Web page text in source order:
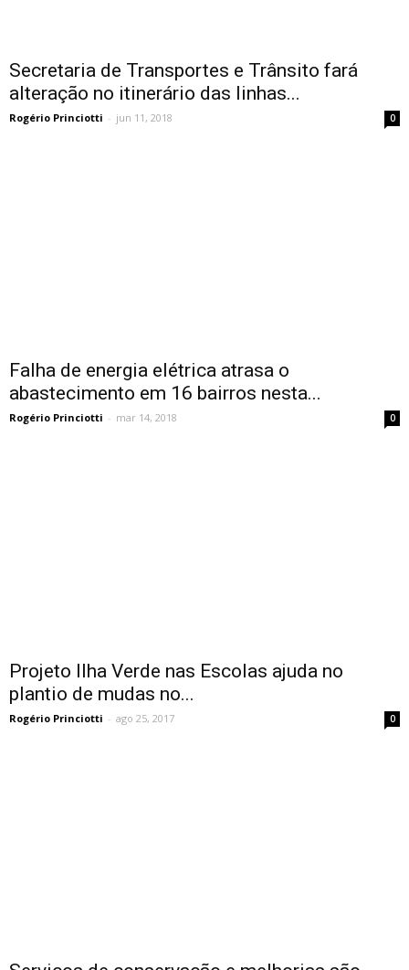
Secretaria de Transportes e Trânsito fará
alteração no itinerário das linhas...
Rogério Princiotti - jun 11, 2018 0
Falha de energia elétrica atrasa o
abastecimento em 16 bairros nesta...
Rogério Princiotti - mar 14, 2018 0
Projeto Ilha Verde nas Escolas ajuda no
plantio de mudas no...
Rogério Princiotti - ago 25, 2017 0